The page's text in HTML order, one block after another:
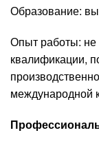
Образование:
Опыт работы: не
квалификации,
международной